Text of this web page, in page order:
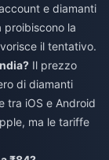
e diamanti
proibiscono la
il tentativo.
Il prezzo
di diamanti
tra iOS e Android
ma le tariffe